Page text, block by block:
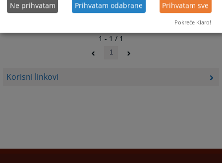
Korisni linkovi
1 - 1 / 1
1
Ne prihvatam Prihvatam odabrane Prihvatam sve
Pokreće Klaro!